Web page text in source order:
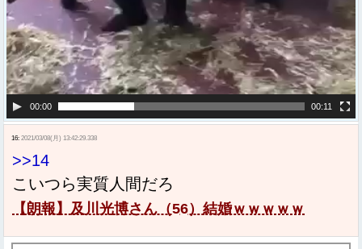
00:00 00:11
16: 2021/03/08(月) 13:42:29.338
>>14
こいつら実質人間だろ
【朗報】及川光博さん（56）結婚ｗｗｗｗｗ